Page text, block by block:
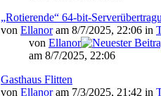
„Rotierende“ 64-bit-
von Ellanoram 8/7/2025, 22:06 in
von Ellanor
am 8/7/2025, 22:06
Gasthaus Flitten
von Ellanoram 7/3/2025, 21:42 in